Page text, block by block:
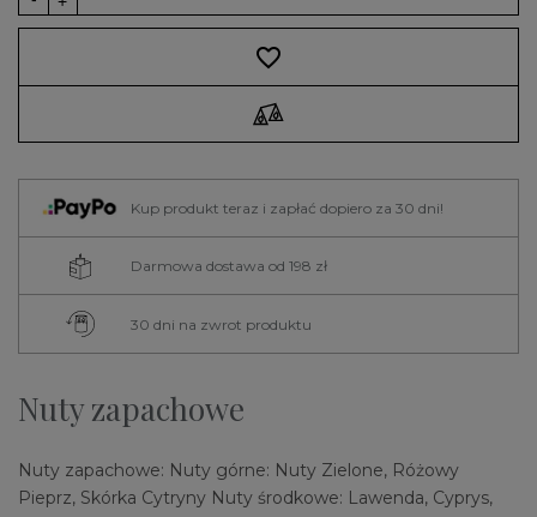
favorite_border
Kup produkt teraz i zapłać dopiero za 30 dni!
Darmowa dostawa od 198 zł
30 dni na zwrot produktu
Nuty zapachowe
Nuty zapachowe: Nuty górne: Nuty Zielone, Różowy
Pieprz, Skórka Cytryny Nuty środkowe: Lawenda, Cyprys,